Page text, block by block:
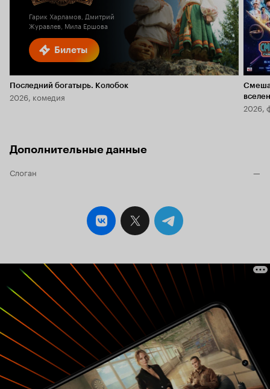
Билеты
Гарик Харламов, Дмитрий
Журавлев, Мила Ершова
Последний богатырь. Колобок
2026, комедия
2026,
Дополнительные данные
Слоган —